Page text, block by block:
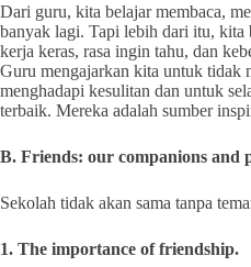
Dari guru, kita belajar membaca,
banyak lagi. Tapi lebih dari itu, kita
kerja keras, rasa ingin tahu, dan
Guru mengajarkan kita untuk tidak
menghadapi kesulitan dan untuk
terbaik. Mereka adalah sumber
B. Friends: our companions and
Sekolah tidak akan sama tanpa
1. The importance of friendship.